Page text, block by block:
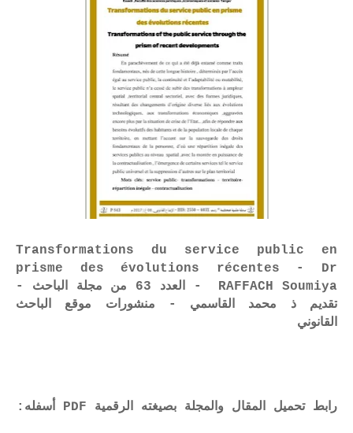
Transformations du service public en
prisme des évolutions récentes - Dr
RAFFACH Soumiya - العدد 63 من مجلة الباحث -
تقديم ذ محمد القاسمي - منشورات موقع الباحث
القانوني
رابط تحميل المقال والمجلة بصيغته الرقمية PDF أسفله: